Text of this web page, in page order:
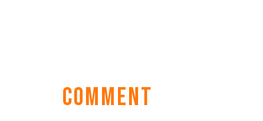
COMMENT